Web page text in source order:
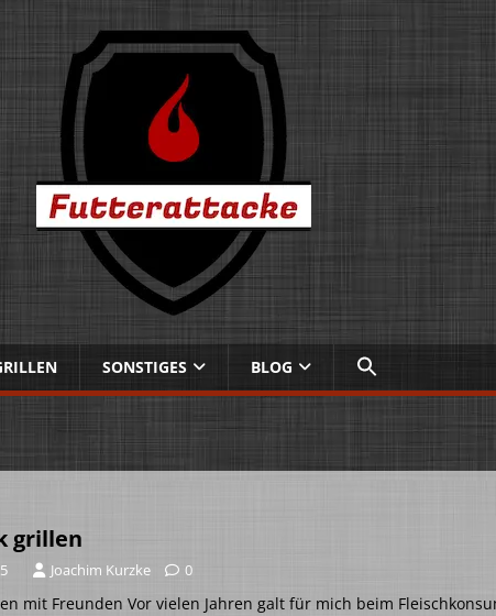
SONSTIGES BLOG
grillen
Joachim Kurzke 0
mit Freunden Vor vielen Jahren galt für mich beim